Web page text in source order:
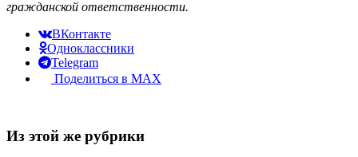
гражданской ответственности.
ВКонтакте
Одноклассники
Telegram
Поделиться в MAX
Из этой же рубрики